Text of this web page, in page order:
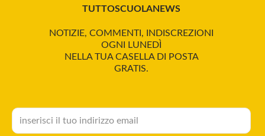
TUTTOSCUOLANEWS
NOTIZIE, COMMENTI, INDISCREZIONI
OGNI LUNEDÌ
NELLA TUA CASELLA DI POSTA
GRATIS.